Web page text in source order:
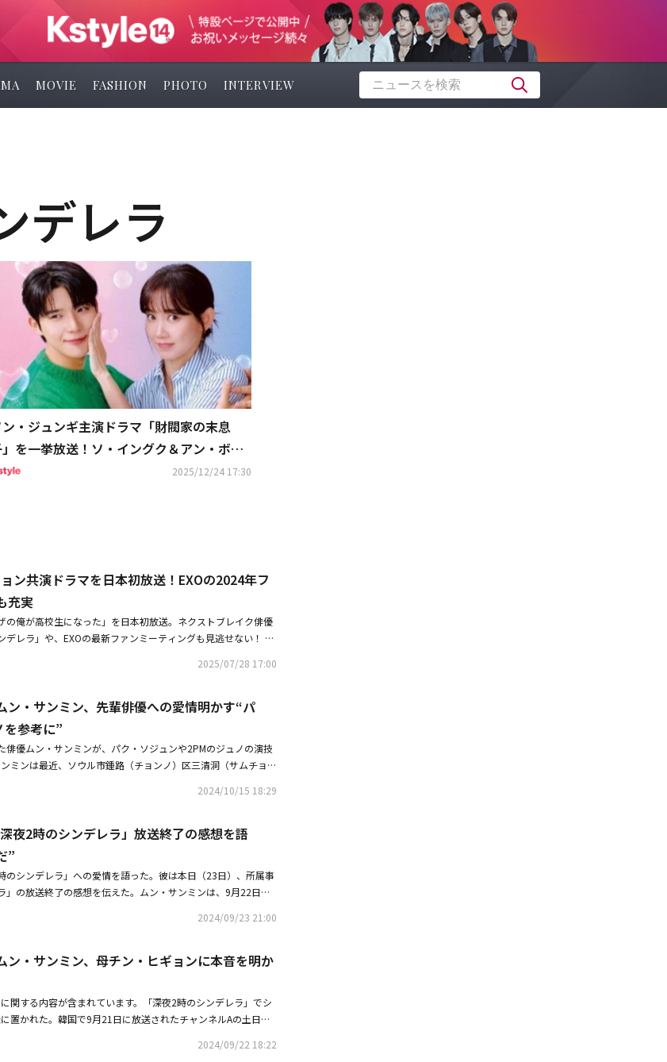
MOVIE FASHION PHOTO INTERVIEW
デレラ
・ジュンギ主演ドラマ「財閥家の末息
を一挙放送！ソ・イングク＆アン・ボヒ
ンの日本公演も…1月のCSホームドラマチ
2025/12/24 17:30
ン共演ドラマを日本初放送！EXOの2024年フ
充実
の俺が高校生になった」を日本初放送。ネクストブレイク俳優
デレラ」や、EXOの最新ファンミーティングも見逃せない！ ◆
タート。「ヤクザの俺が高校生になった」は、人気ウェブ漫
ラエティでも活躍中のイ・ソジン。制服姿やアクションなど、
彼と入れ替わった高校生イホン役は、ユン・チャニョン。憑依
違う印象に見せる演技は見事。またGolden Childのジェヒョ
を好演。いじめられっ子だったイホンに、どんどん味方が増え
の結末もお楽しみに。「深夜2時のシンデレラ」は、超現実主
マンチストな財閥三世ジュウォンの、別れから始まる逆走ロマ
ウォンの恋の行方に、トキメキが止まらない！◆EXOのファン
から、4ヶ月にわたってEXOの出演番組を放送中。8月は、昨
グ「2024 EXO FAN MEETING:ONE」を放送。メンバーたちの
」、ラップがかっこいい「XOXO」など往年のヒット曲披露
は、「EXOのあみだで世界旅行～巨済＆統営編～」の放送が
」はアンコール一挙放送。「運が悪い日」は、人気ウェブ漫画
続殺人犯を乗せたことから始まるスリラードラマ。カメレオン
れるタクシー運転手役を、緊迫感溢れる演技で熱演する。「ダ
の完璧な秘書」で一躍人気者となったイ・ジュニョクが出演す
ら出てきた黒い煙を吸い込んだ人間が、次々と変種人間にな
た人間たちの運命は？ 人々が変種人間に変わる様子や謎のブ
像にゾクゾクさせられる。◆中国バラエティもチェック！中国
2025/07/28 17:00
ン・サンミン、先輩俳優への愛情明かす“パ
を参考に”
俳優ムン・サンミンが、パク・ソジュンや2PMのジュノの演技
ミンは最近、ソウル市鍾路（チョンノ）区三清洞（サムチョン
を決心した有能な超現実主義女性の奮闘を描いたオフィスラブ
思いました。前作の『ウエディング・インポッシブル』よりも
スリーピーススーツを着てみました。すっきりとした印象の髪
がけました。前作とキャラクターが全く違うので、きちんと今
た」と明かした。また、「キャラクターが似たように見えるの
。『ウエディング・インポッシブル』を見て、『財閥だとは思
くさん言われました。でも、僕は財閥として演じていたんで
所属事務所の先輩である俳優パク・ソジュンの「キム秘書はい
演技も参考にしたと打ち明けた。彼は「先輩たちは財閥そのも
姿も素敵でした。僕もその姿を真似るために努力しました。撮
ました。僕の母親が『キング・ザ・ランド』が大好きだったの
くさん見ました。先輩たちの作品をたくさん見ても、僕にはう
2024/10/15 18:29
夜2時のシンデレラ」放送終了の感想を語
”
のシンデレラ」への愛情を語った。彼は本日（23日）、所属事
」の放送終了の感想を伝えた。ムン・サンミンは、9月22日に
・ユンソ（シン・ヒョンビン）に一途な年下男のキャラクター
存在感を見せつけた。ムン・サンミンは「つい先日撮影を終え
されたなんて、時間が本当に早く過ぎたようだ」とし、「たく
できた作品だった。『深夜2時のシンデレラ』を準備して撮影
視聴者の皆さんが送ってくださった愛を長く大切にしたい」と
のシンデレラ』を愛してくださった多くの方々に本当に感謝
さった監督と脚本家、そして多くのスタッフの方々にも感謝を
2024/09/23 21:00
ン・サンミン、母チン・ヒギョンに本音を明か
関する内容が含まれています。「深夜2時のシンデレラ」でシ
置かれた。韓国で9月21日に放送されたチャンネルAの土日ド
結婚するための最後の関門であるキム・ソンジュ（チン・ヒギ
2024/09/22 18:22